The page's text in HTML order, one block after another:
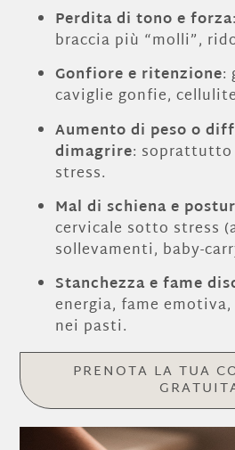
Perdita di tono e forza
braccia più “molli”,
Gonfiore e ritenzione:
caviglie gonfie,
Aumento di peso o
dimagrire: soprattutto
stress.
Mal di schiena e
cervicale sotto stress
sollevamenti, baby-
Stanchezza e fame
energia, fame
nei pasti.
PRENOTA LA TUA